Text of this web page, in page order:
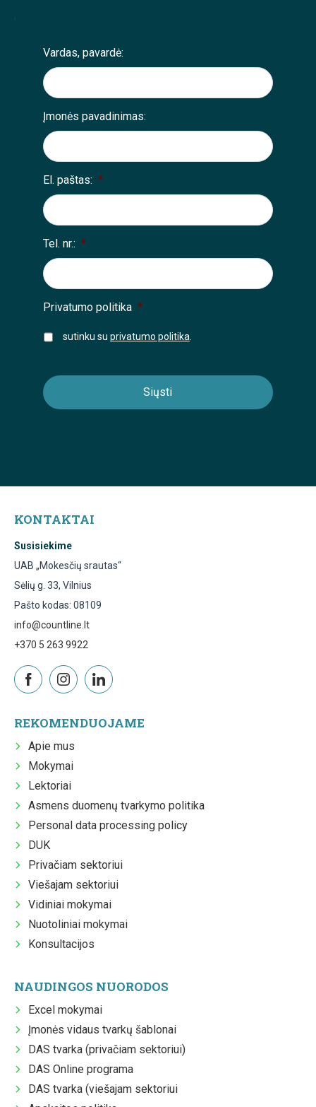
;
Vardas, pavardė:
Įmonės pavadinimas:
El. paštas: *
Tel. nr.: *
Privatumo politika *
sutinku su privatumo politika
KONTAKTAI
Susisiekime
UAB „Mokesčių srautas“
Sėlių g. 33, Vilnius
Pašto kodas: 08109
info@countline.lt
+370 5 263 9922
REKOMENDUOJAME
Apie mus
Mokymai
Lektoriai
Asmens duomenų tvarkymo politika
Personal data processing policy
DUK
Privačiam sektoriui
Viešajam sektoriui
Vidiniai mokymai
Nuotoliniai mokymai
Konsultacijos
NAUDINGOS NUORODOS
Excel mokymai
Įmonės vidaus tvarkų šablonai
DAS tvarka (privačiam sektoriui)
DAS Online programa
DAS tvarka (viešajam sektoriui